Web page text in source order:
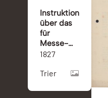
Instruktion
über das
für
Messe-
Stiftungen
erlegende
1827
Trier